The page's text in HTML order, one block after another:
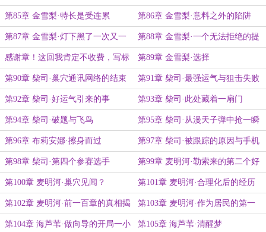
话
第85章 金雪梨·特长是受连累 第86章 金雪梨·意料之外的陷阱
第87章 金雪梨·灯下黑了一次又一
次
第88章 金雪梨·一个无法拒绝的提
议
感谢章！这回我肯定不收费，写标
题里
第89章 金雪梨·选择
第90章 柴司·巢穴通讯网络的结束 第91章 柴司·最强运气与狙击失败
第92章 柴司·好运气引来的事 第93章 柴司·此处藏着一扇门
第94章 柴司·破题与飞鸟 第95章 柴司·从漫天子弹中抢一瞬
间
第96章 布莉安娜·擦身而过 第97章 柴司·被跟踪的原因与手机
警报
第98章 柴司·第四个参赛选手 第99章 麦明河·勒索来的第二个好
处
第100章 麦明河·巢穴见闻？ 第101章 麦明河·合理化后的经历
第102章 麦明河·前一百章的真相揭
晓了！
第103章 麦明河·作为居民的第一
天……？
第104章 海芦苇·做向导的开局一小 第105章 海芦苇·清醒梦